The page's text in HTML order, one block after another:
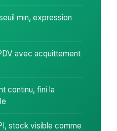
min, expression
avec acquittement
continu, fini la
stock visible comme